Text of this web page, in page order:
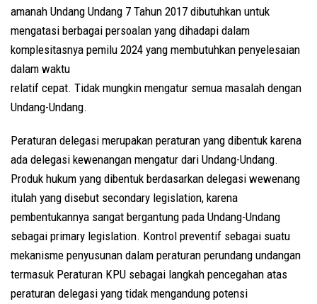
amanah Undang Undang 7 Tahun 2017 dibutuhkan untuk
mengatasi berbagai persoalan yang dihadapi dalam
komplesitasnya pemilu 2024 yang membutuhkan penyelesaian
dalam waktu
relatif cepat. Tidak mungkin mengatur semua masalah dengan
Undang-Undang.
Peraturan delegasi merupakan peraturan yang dibentuk karena
ada delegasi kewenangan mengatur dari Undang-Undang.
Produk hukum yang dibentuk berdasarkan delegasi wewenang
itulah yang disebut secondary legislation, karena
pembentukannya sangat bergantung pada Undang-Undang
sebagai primary legislation. Kontrol preventif sebagai suatu
mekanisme penyusunan dalam peraturan perundang undangan
termasuk Peraturan KPU sebagai langkah pencegahan atas
peraturan delegasi yang tidak mengandung potensi